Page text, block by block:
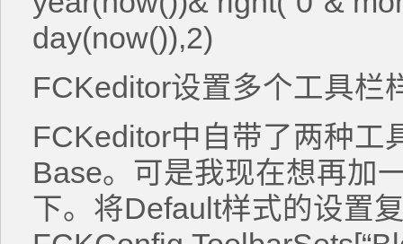
day(now()),2)
FCKeditor设置多个工具栏
FCKeditor中自带了两种工
Base。可是我现在想再加
下。将Default样式的设置